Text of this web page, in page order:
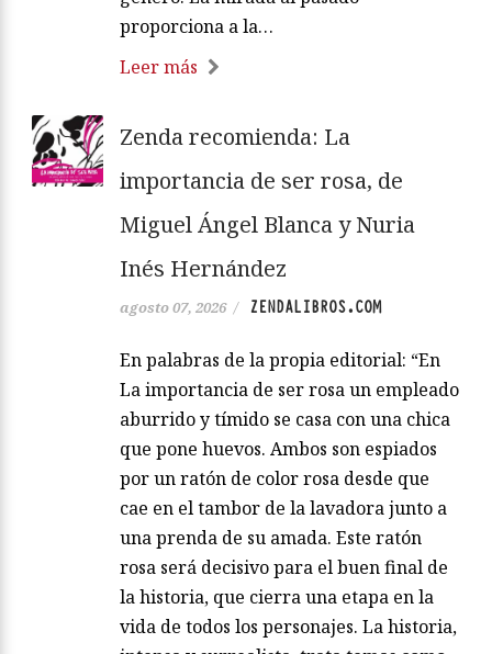
proporciona a la…
Leer más
Zenda recomienda: La
importancia de ser rosa, de
Miguel Ángel Blanca y Nuria
Inés Hernández
agosto 07, 2026 / ZENDALIBROS.COM
En palabras de la propia editorial: “En
La importancia de ser rosa un empleado
aburrido y tímido se casa con una chica
que pone huevos. Ambos son espiados
por un ratón de color rosa desde que
cae en el tambor de la lavadora junto a
una prenda de su amada. Este ratón
rosa será decisivo para el buen final de
la historia, que cierra una etapa en la
vida de todos los personajes. La historia,